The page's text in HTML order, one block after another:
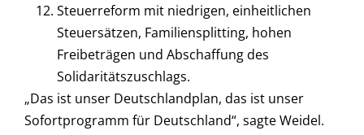
Steuerreform mit niedrigen, einheitlichen
Steuersätzen, Familiensplitting, hohen
Freibeträgen und Abschaffung des
Solidaritätszuschlags.
„Das ist unser Deutschlandplan, das ist unser
Sofortprogramm für Deutschland“, sagte Weidel.